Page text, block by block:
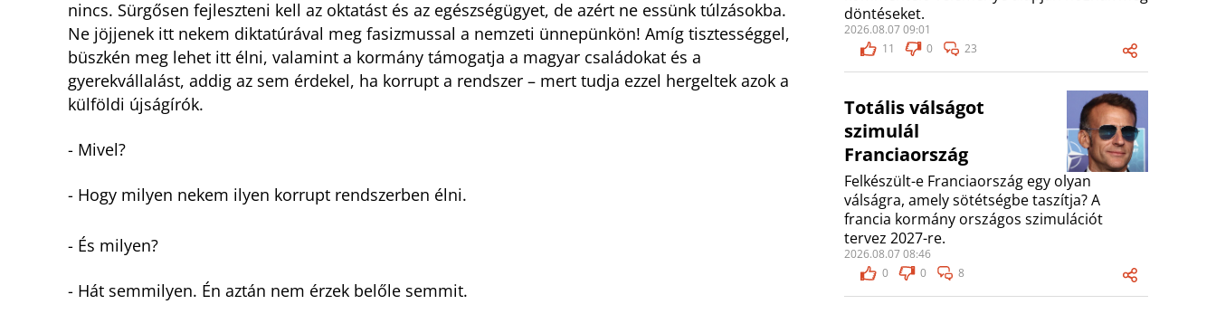
nincs. Sürgősen fejleszteni kell az oktatást és az egészségügyet, de azért ne essünk túlzásokba.
Ne jöjjenek itt nekem diktatúrával meg fasizmussal a nemzeti ünnepünkön! Amíg tisztességgel,
büszkén meg lehet itt élni, valamint a kormány támogatja a magyar családokat és a
gyerekvállalást, addig az sem érdekel, ha korrupt a rendszer – mert tudja ezzel hergeltek azok a
külföldi újságírók.
- Mivel?
- Hogy milyen nekem ilyen korrupt rendszerben élni.
- És milyen?
- Hát semmilyen. Én aztán nem érzek belőle semmit.
döntéseket.
2026.08.07 09:01
11
0 23
Totális válságot
szimulál
Franciaország
Felkészült-e Franciaország egy olyan
válságra, amely sötétségbe taszítja? A
francia kormány országos szimulációt
tervez 2027-re.
2026.08.07 08:46
0
0 8